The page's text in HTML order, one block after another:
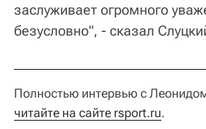
заслуживает огромного
безусловно", - сказал
Полностью интервью с
читайте на сайте rsport.ru.